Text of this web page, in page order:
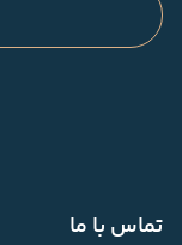
تماس با ما